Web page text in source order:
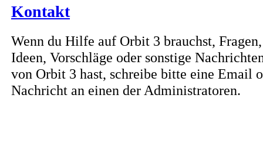
Kontakt
Wenn du Hilfe auf Orbit 3 brauchst,
Ideen, Vorschläge oder sonstige
von Orbit 3 hast, schreibe bitte eine Email
Nachricht an einen der Administratoren.